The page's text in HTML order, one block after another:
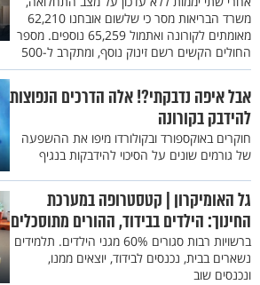
משרד הבריאות מסר כי שלשום אובחנו 62,210
מאומתים לקורונה ואתמול 65,259 נוספים. מספר
החולים הקשים רשם זינוק נוסף, ומתקרב ל-500
אבל איפה נדבקתי?! אלה הדרכים הנפוצות
להידבק בקורונה
חוקרים באוקספורד ובקולורדו מיפו את ההשפעה
של גורמים שונים על הסיכוי להידבקות בנגיף
גל האומיקרון | קטסטרופה במערכת
החינוך: הילדים בבידוד, ההורים מתוסכלים
ברשויות רבות סגורים 60% מגני הילדים. תלמידים
נשארים בבית, נכנסים לבידוד, יוצאים ממנו,
ונכנסים שוב